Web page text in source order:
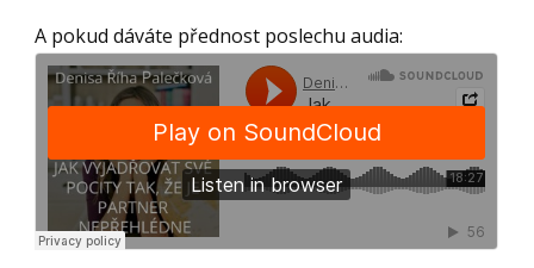
A pokud dáváte přednost poslechu audia: